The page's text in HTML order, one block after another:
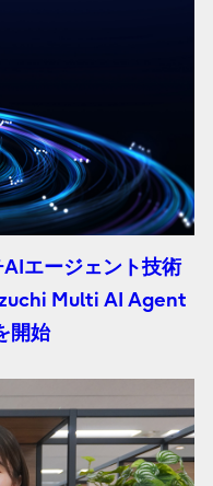
エージェント技術
Multi AI Agent
開始